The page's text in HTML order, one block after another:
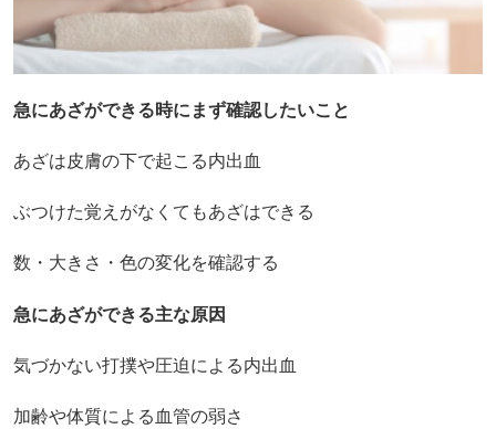
急にあざができる時にまず確認したいこと
あざは皮膚の下で起こる内出血
ぶつけた覚えがなくてもあざはできる
数・大きさ・色の変化を確認する
急にあざができる主な原因
気づかない打撲や圧迫による内出血
加齢や体質による血管の弱さ